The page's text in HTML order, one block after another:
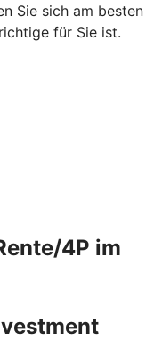
Sie sich am besten
für Sie ist.
4P im